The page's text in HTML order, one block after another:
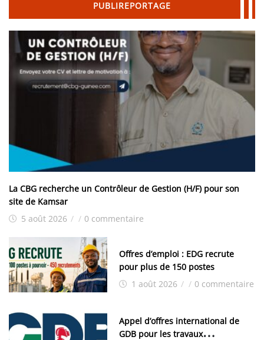
PUBLIREPORTAGE
La CBG recherche un Contrôleur de Gestion (H/F) pour son
site de Kamsar
5 août 2026 / / 0 commentaire
Offres d’emploi : EDG recrute
pour plus de 150 postes
1 août 2026 / / 0 commentaire
Appel d’offres international de
GDB pour les travaux